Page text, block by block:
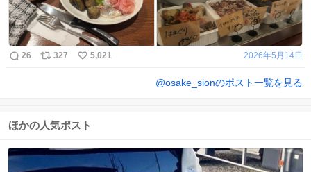
26 327 5,021 2026年5月14日
@osake_sionのポスト一覧を見る
ほかの人気ポスト